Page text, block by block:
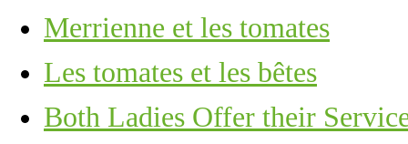
Merrienne et les tomates
Les tomates et les bêtes
Both Ladies Offer their